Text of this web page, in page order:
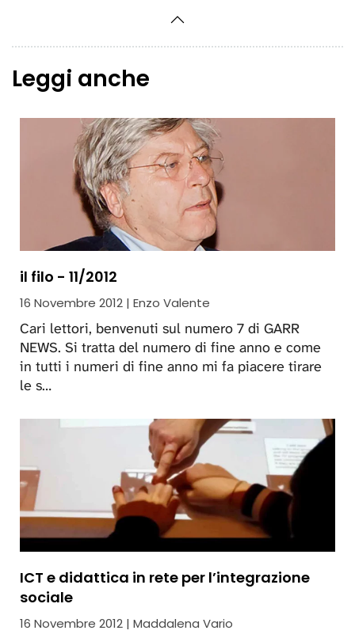
Leggi anche
il filo - 11/2012
16 Novembre 2012 | Enzo Valente
Cari lettori, benvenuti sul numero 7 di GARR
NEWS. Si tratta del numero di fine anno e come
in tutti i numeri di fine anno mi fa piacere tirare
le s…
ICT e didattica in rete per l’integrazione
sociale
16 Novembre 2012 | Maddalena Vario